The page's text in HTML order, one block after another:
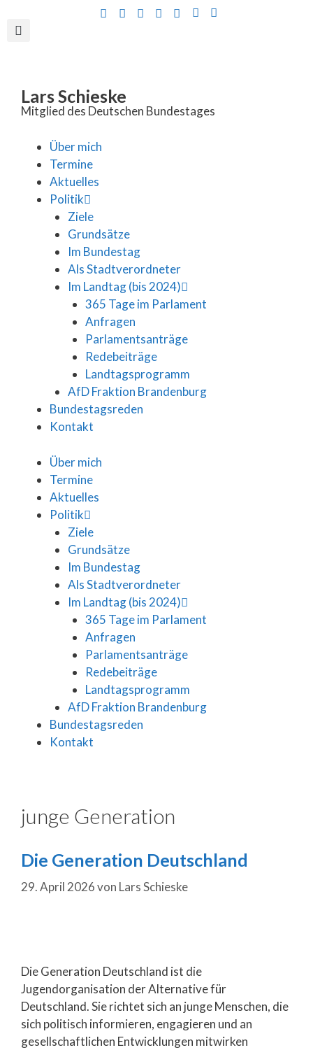
Lars Schieske
Mitglied des Deutschen Bundestages
Über mich
Termine
Aktuelles
Politik
Ziele
Grundsätze
Im Bundestag
Als Stadtverordneter
Im Landtag (bis 2024)
365 Tage im Parlament
Anfragen
Parlamentsanträge
Redebeiträge
Landtagsprogramm
AfD Fraktion Brandenburg
Bundestagsreden
Kontakt
Über mich
Termine
Aktuelles
Politik
Ziele
Grundsätze
Im Bundestag
Als Stadtverordneter
Im Landtag (bis 2024)
365 Tage im Parlament
Anfragen
Parlamentsanträge
Redebeiträge
Landtagsprogramm
AfD Fraktion Brandenburg
Bundestagsreden
Kontakt
junge Generation
Die Generation Deutschland
29. April 2026von Lars Schieske
Die Generation Deutschland ist die
Jugendorganisation der Alternative für
Deutschland. Sie richtet sich an junge Menschen, die
sich politisch informieren, engagieren und an
gesellschaftlichen Entwicklungen mitwirken